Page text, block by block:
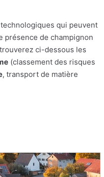
qui peuvent
présence de champignon
ci-dessous les
(classement des risques
, transport de matière